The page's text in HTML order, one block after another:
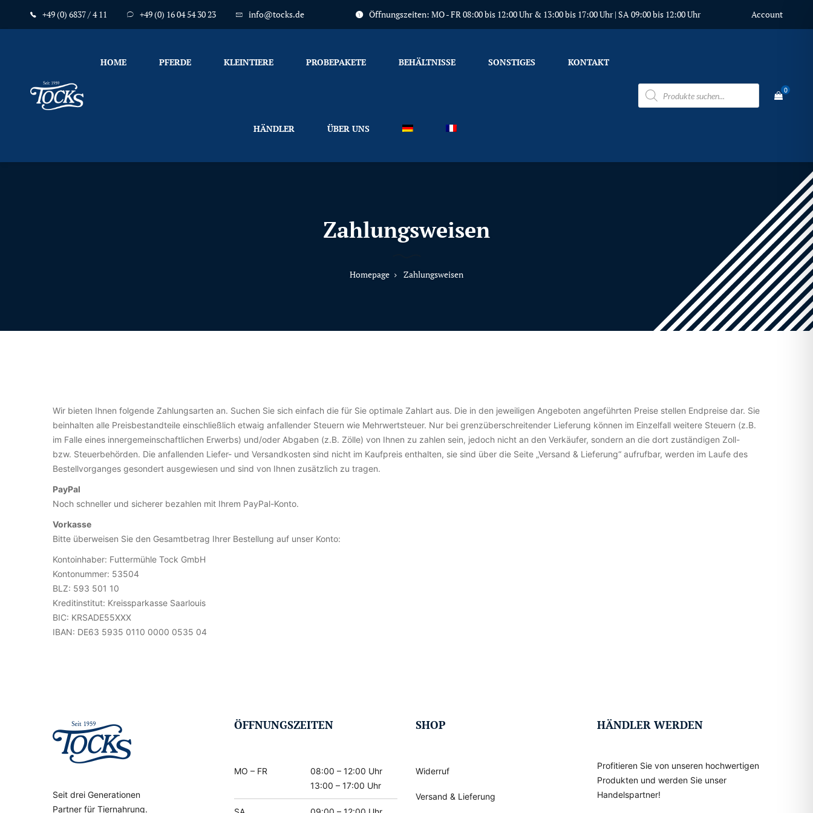
+49 (0) 6837 / 4 11 +49 (0) 16 04 54 30 23 info@tocks.de Öffnungszeiten: MO - FR 08:00 bis 12:00 Uhr & 13:00 bis 17:00 Uhr | SA 09:00 bis 12:00 Uhr Account
mögen
HOME PFERDE KLEINTIERE PROBEPAKETE BEHÄLTNISSE SONSTIGES KONTAKT
HÄNDLER ÜBER UNS
Products
search
0
Zahlungsweisen
Homepage Zahlungsweisen
Wir bieten Ihnen folgende Zahlungsarten an. Suchen Sie sich einfach die für Sie optimale Zahlart aus. Die in den jeweiligen Angeboten angeführten Preise stellen Endpreise dar. Sie
beinhalten alle Preisbestandteile einschließlich etwaig anfallender Steuern wie Mehrwertsteuer. Nur bei grenzüberschreitender Lieferung können im Einzelfall weitere Steuern (z.B.
im Falle eines innergemeinschaftlichen Erwerbs) und/oder Abgaben (z.B. Zölle) von Ihnen zu zahlen sein, jedoch nicht an den Verkäufer, sondern an die dort zuständigen Zoll-
bzw. Steuerbehörden. Die anfallenden Liefer- und Versandkosten sind nicht im Kaufpreis enthalten, sie sind über die Seite „Versand & Lieferung“ aufrufbar, werden im Laufe des
Bestellvorganges gesondert ausgewiesen und sind von Ihnen zusätzlich zu tragen.
PayPal
Noch schneller und sicherer bezahlen mit Ihrem PayPal-Konto.
Vorkasse
Bitte überweisen Sie den Gesamtbetrag Ihrer Bestellung auf unser Konto:
Kontoinhaber: Futtermühle Tock GmbH
Kontonummer: 53504
BLZ: 593 501 10
Kreditinstitut: Kreissparkasse Saarlouis
BIC: KRSADE55XXX
IBAN: DE63 5935 0110 0000 0535 04
Seit drei Generationen
Partner für Tiernahrung.
ÖFFNUNGSZEITEN
MO – FR
08:00 – 12:00 Uhr
13:00 – 17:00 Uhr
SHOP
Widerruf
Versand & Lieferung
HÄNDLER WERDEN
Profitieren Sie von unseren hochwertigen
Produkten und werden Sie unser
Handelspartner!